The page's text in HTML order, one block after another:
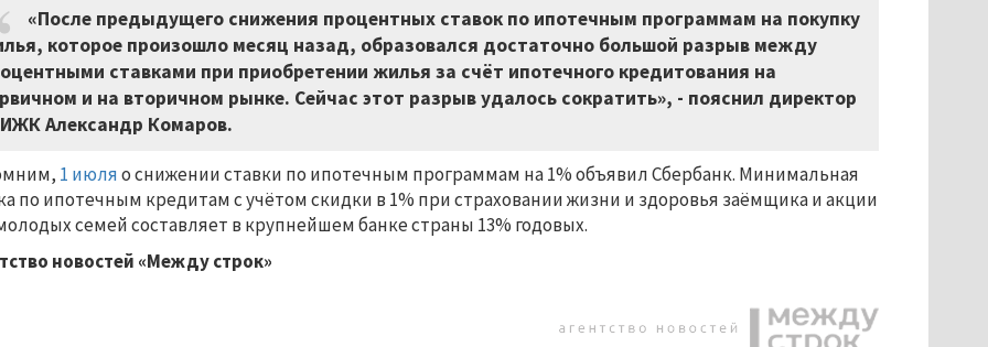
«После предыдущего снижения процентных ставок по ипотечным программам на покупку
которое произошло месяц назад, образовался достаточно большой разрыв между
ставками при приобретении жилья за счёт ипотечного кредитования на
и на вторичном рынке. Сейчас этот разрыв удалось сократить», - пояснил директор
Александр Комаров.
1 июляо снижении ставки по ипотечным программам на 1% объявил Сбербанк. Минимальная
по ипотечным кредитам с учётом скидки в 1% при страховании жизни и здоровья заёмщика и акции
семей составляет в крупнейшем банке страны 13% годовых.
новостей «Между строк»